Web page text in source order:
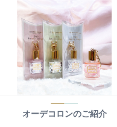
オーデコロンのご紹介